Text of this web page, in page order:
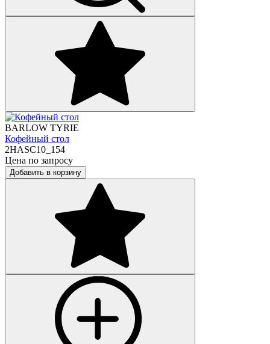
BARLOW TYRIE
Кофейный стол
2HASC10_154
Цена по запросу
Добавить в корзину